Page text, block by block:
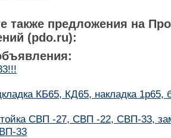
также предложения на
(pdo.ru):
КБ65, КД65, накладка
СВП -27, СВП -22, СВП-33,
33